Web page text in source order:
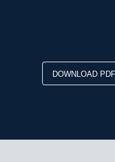
DOWNLOAD PDF